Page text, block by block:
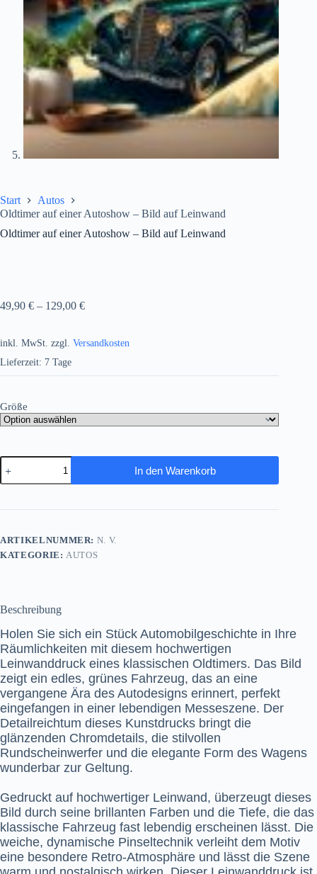
Start
Autos
Oldtimer auf einer Autoshow – Bild auf Leinwand
Oldtimer auf einer Autoshow – Bild auf Leinwand
49,90 € – 129,00 €
inkl. MwSt. zzgl. Versandkosten
Lieferzeit: 7 Tage
Größe
Oldtimer
auf
einer
-
Leinwand
Menge
In den Warenkorb
ARTIKELNUMMER: N. V.
KATEGORIE:AUTOS
Beschreibung
Holen Sie sich ein Stück Automobilgeschichte in Ihre
Räumlichkeiten mit diesem hochwertigen
Leinwanddruck eines klassischen Oldtimers. Das Bild
zeigt ein edles, grünes Fahrzeug, das an eine
vergangene Ära des Autodesigns erinnert, perfekt
eingefangen in einer lebendigen Messeszene. Der
Detailreichtum dieses Kunstdrucks bringt die
glänzenden Chromdetails, die stilvollen
Rundscheinwerfer und die elegante Form des Wagens
wunderbar zur Geltung.
Gedruckt auf hochwertiger Leinwand, überzeugt dieses
Bild durch seine brillanten Farben und die Tiefe, die das
klassische Fahrzeug fast lebendig erscheinen lässt. Die
weiche, dynamische Pinseltechnik verleiht dem Motiv
eine besondere Retro-Atmosphäre und lässt die Szene